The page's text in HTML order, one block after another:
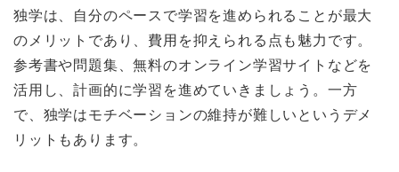
独学は、自分のペースで学習を進められることが最大
のメリットであり、費用を抑えられる点も魅力です。
参考書や問題集、無料のオンライン学習サイトなどを
活用し、計画的に学習を進めていきましょう。一方
で、独学はモチベーションの維持が難しいというデメ
リットもあります。